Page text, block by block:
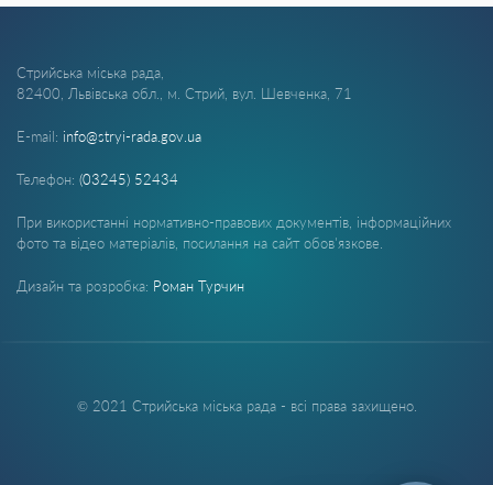
Стрийська міська рада,
82400, Львівська обл., м. Стрий, вул. Шевченка, 71
E-mail: info@stryi-rada.gov.ua
Телефон: (03245) 52434
При використанні нормативно-правових документів, інформаційних
фото та відео матеріалів, посилання на сайт обов'язкове.
Дизайн та розробка: Роман Турчин
© 2021 Стрийська міська рада - всі права захищено.